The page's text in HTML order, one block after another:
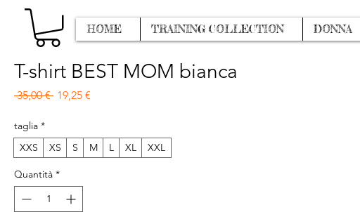
HOME TRAINING COLLECTION DONNA
T-shirt BEST MOM bianca
35,00 € Prezzo regolare
19,25 €
taglia *
XXS
XS S M L XL XXL
Quantità *